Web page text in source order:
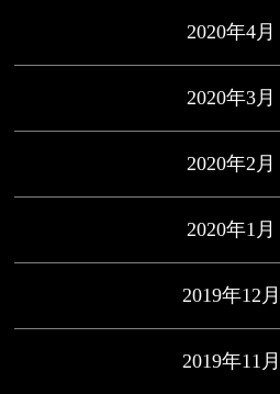
2020年4月
2020年3月
2020年2月
2020年1月
2019年12月
2019年11月